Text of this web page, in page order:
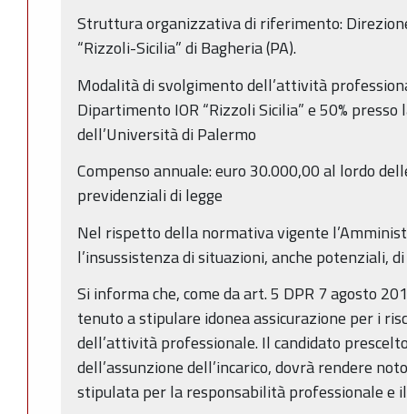
Struttura organizzativa di riferimento:
“Rizzoli-Sicilia” di Bagheria (PA).
Modalità di svolgimento dell’attività
Dipartimento IOR “Rizzoli Sicilia” e 50% presso
dell’Università di Palermo
Compenso annuale: euro 30.000,00 al lordo
previdenziali di legge
Nel rispetto della normativa vigente
l’insussistenza di situazioni, anche potenziali,
Si informa che, come da art. 5 DPR 7 agosto
tenuto a stipulare idonea assicurazione per i
dell’attività professionale. Il candidato
dell’assunzione dell’incarico, dovrà rendere
stipulata per la responsabilità professionale e